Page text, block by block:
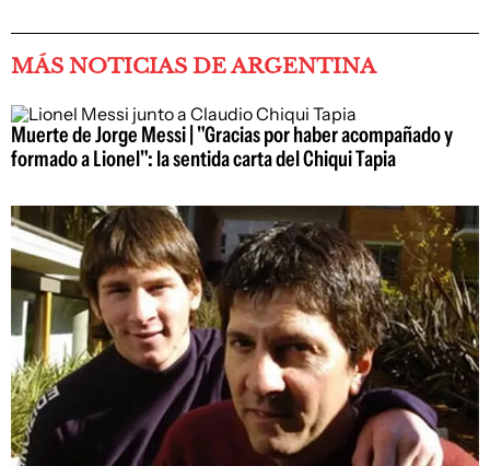
MÁS NOTICIAS DE ARGENTINA
Muerte de Jorge Messi | "Gracias por haber acompañado y
formado a Lionel": la sentida carta del Chiqui Tapia